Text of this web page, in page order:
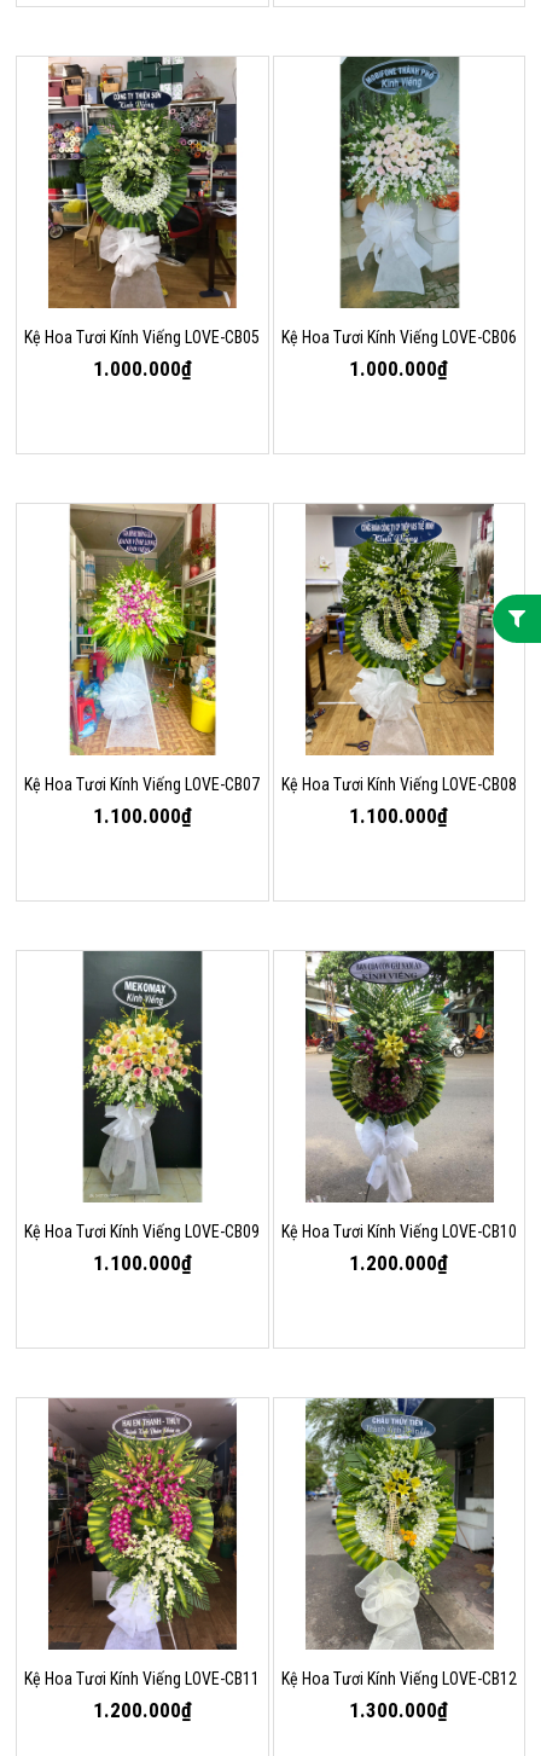
Kệ Hoa Tươi Kính Viếng LOVE-CB05
1.000.000₫
Kệ Hoa Tươi Kính Viếng LOVE-CB06
1.000.000₫
Kệ Hoa Tươi Kính Viếng LOVE-CB07
1.100.000₫
Kệ Hoa Tươi Kính Viếng LOVE-CB08
1.100.000₫
Kệ Hoa Tươi Kính Viếng LOVE-CB09
1.100.000₫
Kệ Hoa Tươi Kính Viếng LOVE-CB10
1.200.000₫
Kệ Hoa Tươi Kính Viếng LOVE-CB11
1.200.000₫
Kệ Hoa Tươi Kính Viếng LOVE-CB12
1.300.000₫